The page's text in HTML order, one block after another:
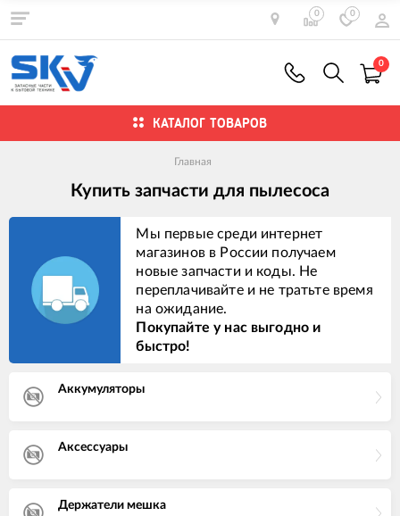
0 0
0
КАТАЛОГ ТОВАРОВ
Главная
Купить запчасти для пылесоса
Мы первые среди интернет
магазинов в России получаем
новые запчасти и коды. Не
переплачивайте и не тратьте время
на ожидание.
Покупайте у нас выгодно и
быстро!
Аккумуляторы
Аксессуары
Держатели мешка